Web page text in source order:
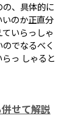
、具体的に
のか正直分
いらっしゃ
でなるべく
っ しゃると
せて解説